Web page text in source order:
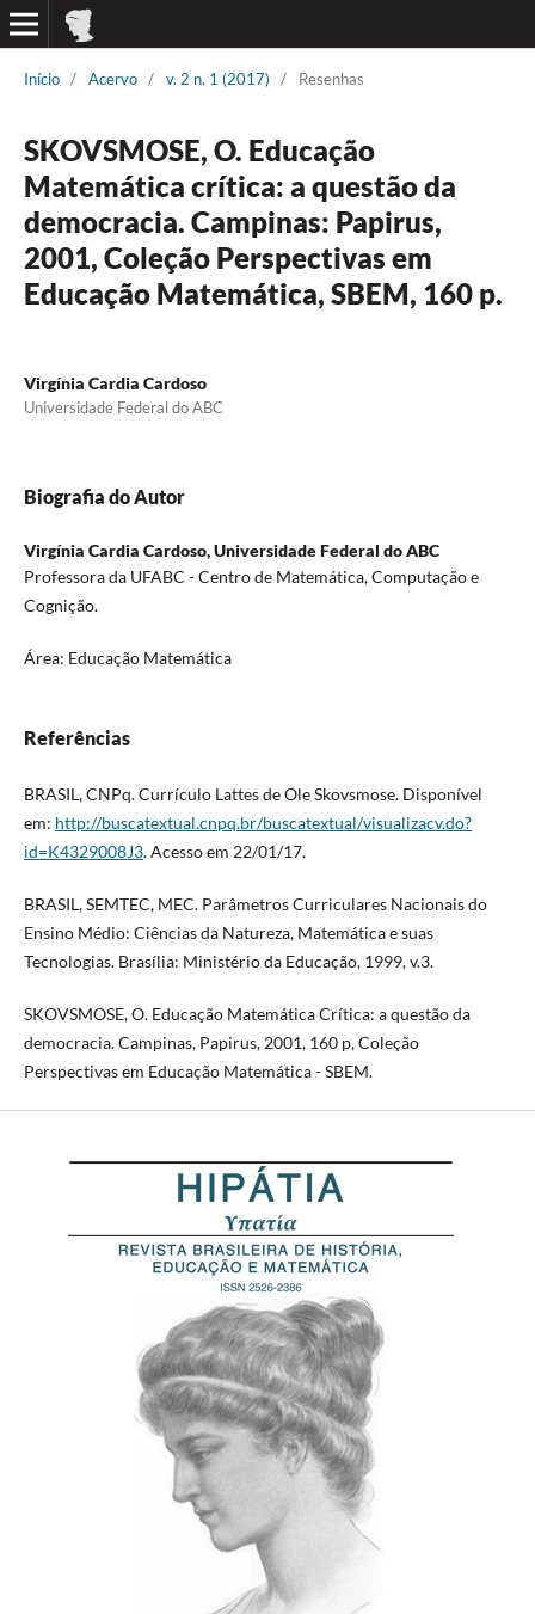
Início / Acervo / v. 2 n. 1 (2017) / Resenhas
SKOVSMOSE, O. Educação
Matemática crítica: a questão da
democracia. Campinas: Papirus,
2001, Coleção Perspectivas em
Educação Matemática, SBEM, 160 p.
Virgínia Cardia Cardoso
Universidade Federal do ABC
Biografia do Autor
Virgínia Cardia Cardoso,Universidade Federal do ABC
Professora da UFABC - Centro de Matemática, Computação e
Cognição.
Área: Educação Matemática
Referências
BRASIL, CNPq. Currículo Lattes de Ole Skovsmose. Disponível
em: http://buscatextual.cnpq.br/buscatextual/visualizacv.do?
id=K4329008J3. Acesso em 22/01/17.
BRASIL, SEMTEC, MEC. Parâmetros Curriculares Nacionais do
Ensino Médio: Ciências da Natureza, Matemática e suas
Tecnologias. Brasília: Ministério da Educação, 1999, v.3.
SKOVSMOSE, O. Educação Matemática Crítica: a questão da
democracia. Campinas, Papirus, 2001, 160 p, Coleção
Perspectivas em Educação Matemática - SBEM.